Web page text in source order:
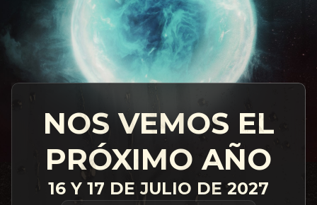
NOS VEMOS EL
PRÓXIMO AÑO
16 Y 17 DE JULIO DE 2027